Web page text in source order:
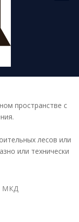
пространстве с
лесов или
или технически
МКД